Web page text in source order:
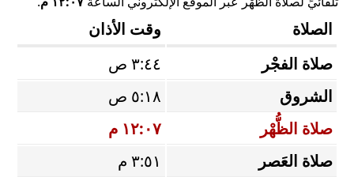
الصلاة
وقت الأذان
صلاة الفجْر
٣:٤٤ ص
الشروق
٥:١٨ ص
صلاة الظُّهْر
١٢:٠٧ م
صلاة العَصر
٣:٥١ م